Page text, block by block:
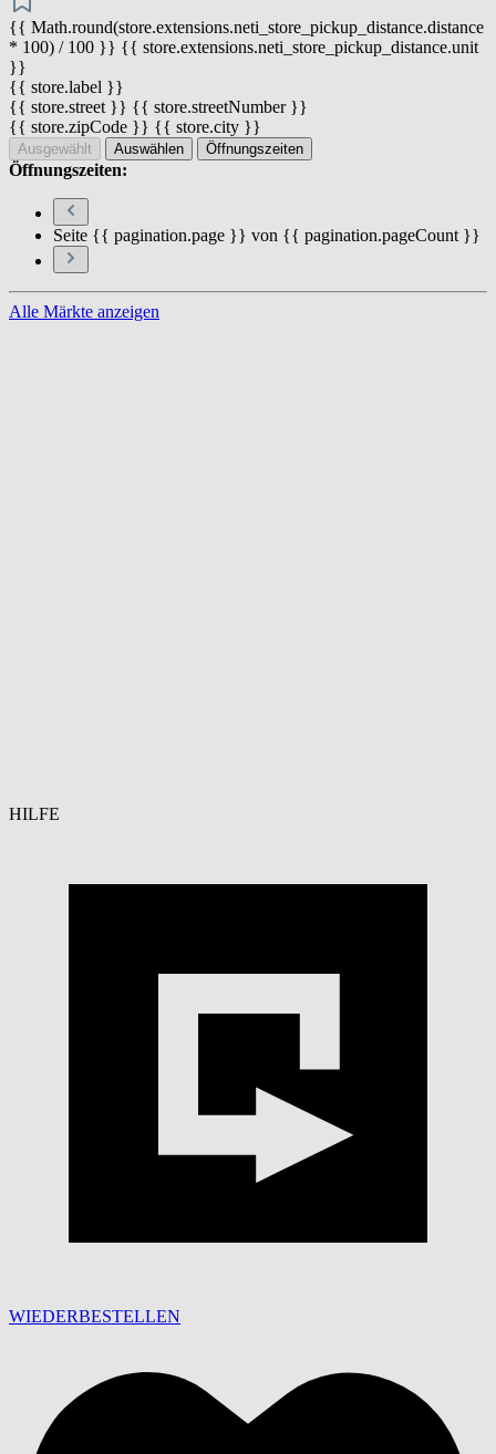
{{ Math.round(store.extensions.neti_store_pickup_distance.distance
* 100) / 100 }} {{ store.extensions.neti_store_pickup_distance.unit
}}
{{ store.label }}
{{ store.street }} {{ store.streetNumber }}
{{ store.zipCode }} {{ store.city }}
Ausgewählt Auswählen Öffnungszeiten
Öffnungszeiten:
Seite {{ pagination.page }} von {{ pagination.pageCount }}
Alle Märkte anzeigen
HILFE
WIEDERBESTELLEN